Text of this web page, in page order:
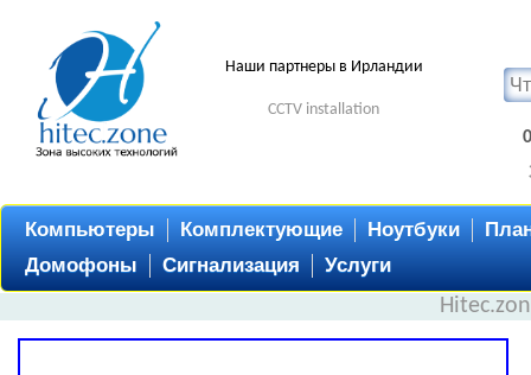
Наши партнеры в Ирландии
CCTV installation
Компьютеры Комплектующие Ноутбуки
Домофоны
Сигнализация Услуги